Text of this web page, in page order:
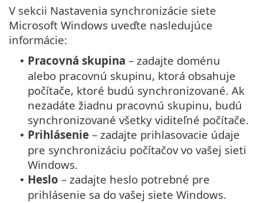
V sekcii Nastavenia synchronizácie siete
Microsoft Windows uveďte nasledujúce
informácie:
• Pracovná skupina – zadajte doménu
alebo pracovnú skupinu, ktorá obsahuje
počítače, ktoré budú synchronizované. Ak
nezadáte žiadnu pracovnú skupinu, budú
synchronizované všetky viditeľné počítače.
• Prihlásenie – zadajte prihlasovacie údaje
pre synchronizáciu počítačov vo vašej sieti
Windows.
• Heslo – zadajte heslo potrebné pre
prihlásenie sa do vašej siete Windows.